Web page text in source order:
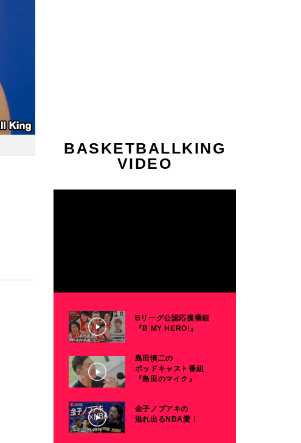
BASKETBALLKING
VIDEO
Bリーグ公認応援番組
『B MY HERO!』
島田慎二の
ポッドキャスト番組
『島田のマイク』
金子ノブアキの
溢れ出るNBA愛！